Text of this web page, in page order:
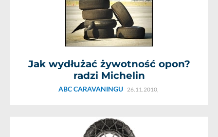
Jak wydłużać żywotność opon?
radzi Michelin
ABC CARAVANINGU 26.11.2010,